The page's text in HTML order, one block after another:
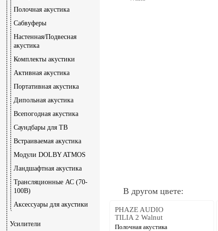
Полочная акустика
Сабвуферы
Настенная/Подвесная
акустика
Комплекты акустики
Активная акустика
Портативная акустика
Дипольная акустика
Всепогодная акустика
Саундбары для ТВ
Встраиваемая акустика
Модули DOLBY ATMOS
Ландшафтная акустика
Трансляционные АС (70-
100В)
Аксессуары для акустики
Усилители
В другом цвете:
PHAZE AUDIO
TILIA 2 Walnut
Полочная акустика